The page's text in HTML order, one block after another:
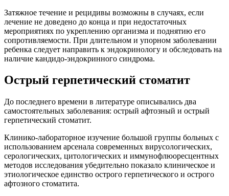
Затяжное течение и рецидивы возможны в случаях, если
лечение не доведено до конца и при недостаточных
мероприятиях по укреплению организма и поднятию его
сопротивляемости. При длительном и упорном заболевании
ребенка следует направить к эндокринологу и обследовать на
наличие кандидо-эндокринного синдрома.
Острый герпетический стоматит
До последнего времени в литературе описывались два
самостоятельных заболевания: острый афтозный и острый
герпетический стоматит.
Клинико-лабораторное изучение большой группы больных с
использованием арсенала современных вирусологических,
серологических, цитологических и иммунофлюоресцентных
методов исследования убедительно показало клиническое и
этиологическое единство острого герпетического и острого
афтозного стоматита.